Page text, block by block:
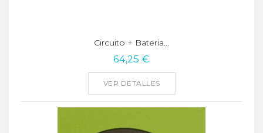
Circuito + Bateria...
64,25 €
VER DETALLES